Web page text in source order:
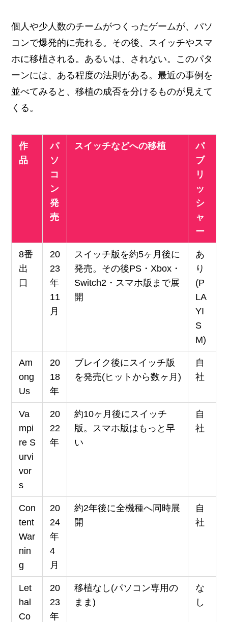
個人や少人数のチームがつくったゲームが、パソ
コンで爆発的に売れる。その後、スイッチやスマ
ホに移植される。あるいは、されない。このパタ
ーンには、ある程度の法則がある。最近の事例を
並べてみると、移植の成否を分けるものが見えて
くる。
作
品
パ
ソ
コ
ン
発
売
スイッチなどへの移植
パ
ブ
リ
ッ
シ
ャ
ー
8番
出
口
20
23
年
11
月
スイッチ版を約5ヶ月後に
発売。その後PS・Xbox・
Switch2・スマホ版まで展
開
あ
り
(P
LA
YI
S
M)
Am
ong
Us
20
18
年
ブレイク後にスイッチ版
を発売(ヒットから数ヶ月)
自
社
Va
mpi
re S
urvi
vor
s
20
22
年
約10ヶ月後にスイッチ
版。スマホ版はもっと早
い
自
社
Con
tent
War
nin
g
20
24
年
4
月
約2年後に全機種へ同時展
開
自
社
Let
hal
Co
20
23
年
移植なし(パソコン専用の
まま)
な
し